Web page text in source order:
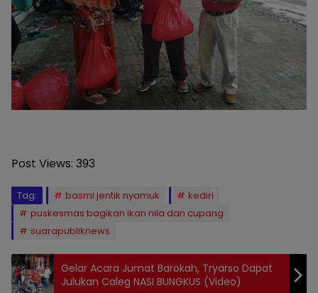
Post Views: 393
Tag: basmi jentik nyamuk
kediri
puskesmas bagikan ikan nila dan cupang
suarapubliknews
Gelar Acara Jumat Barokah, Tryarso Dapat
Julukan Caleg NASI BUNGKUS (Video)